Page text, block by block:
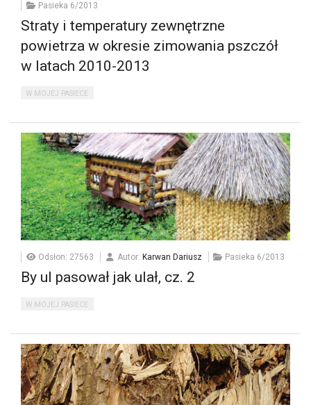
Pasieka 6/2013
Straty i temperatury zewnętrzne
powietrza w okresie zimowania pszczół
w latach 2010-2013
W MOJEJ PASIECE
Odsłon: 27563 Autor: Karwan Dariusz Pasieka 6/2013
By ul pasował jak ulał, cz. 2
W MOJEJ PASIECE